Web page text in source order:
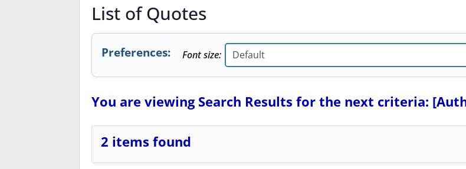
List of Quotes
Preferences: Font size:
You are viewing Search Results for the next criteria:
2 items found